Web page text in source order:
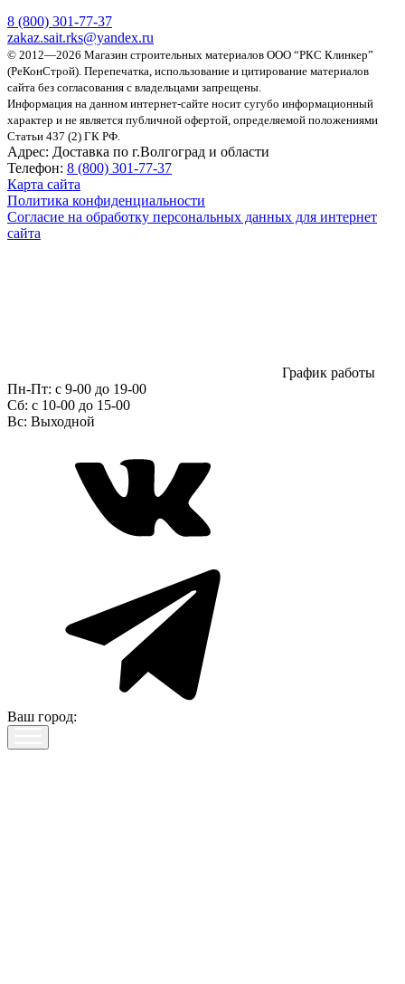
8 (800) 301-77-37
zakaz.sait.rks@yandex.ru
© 2012—2026 Магазин строительных материалов ООО “РКС Клинкер”
(РеКонСтрой). Перепечатка, использование и цитирование материалов
сайта без согласования с владельцами запрещены.
Информация на данном интернет-сайте носит сугубо информационный
характер и не является публичной офертой, определяемой положениями
Статьи 437 (2) ГК РФ.
Адрес: Доставка по г.Волгоград и области
Телефон: 8 (800) 301-77-37
Карта сайта
Политика конфиденциальности
Согласие на обработку персональных данных для интернет
сайта
График работы
Пн-Пт: с 9-00 до 19-00
Сб: c 10-00 до 15-00
Вс: Выходной
Ваш город: